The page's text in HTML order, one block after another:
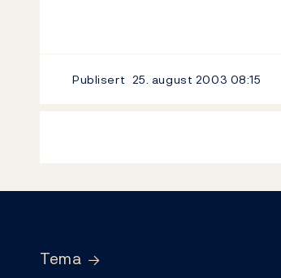
Publisert 25. august 2003 08:15
Tema